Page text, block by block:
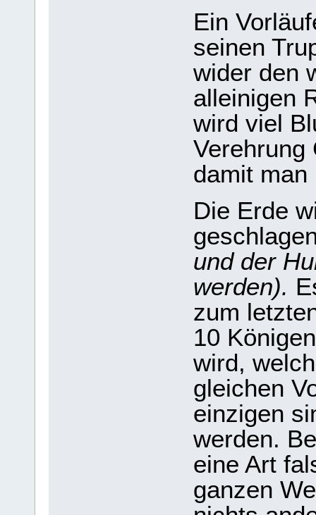
Ein
seinen
wider den
alleinigen
wird viel
Verehrung
damit man
Die Erde
und der
werden).
zum
10
wird,
gleichen
einzigen
werden.
eine Art
ganzen